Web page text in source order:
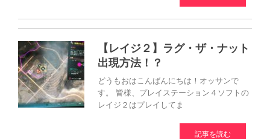
【レイジ２】ラグ・ザ・ナット
出現方法！？
どうもおはこんばんにちは！オッサンで
す。 皆様、プレイステーション４ソフトの
レイジ２はプレイしてま
記事を読む